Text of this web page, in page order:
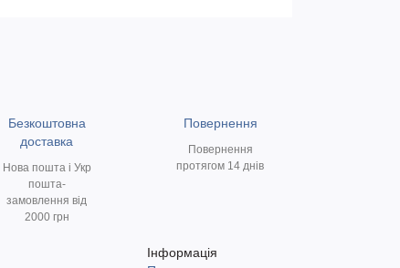
Безкоштовна
доставка
Нова пошта і Укр
пошта-
замовлення від
2000 грн
Повернення
Повернення
протягом 14 днів
Інформація